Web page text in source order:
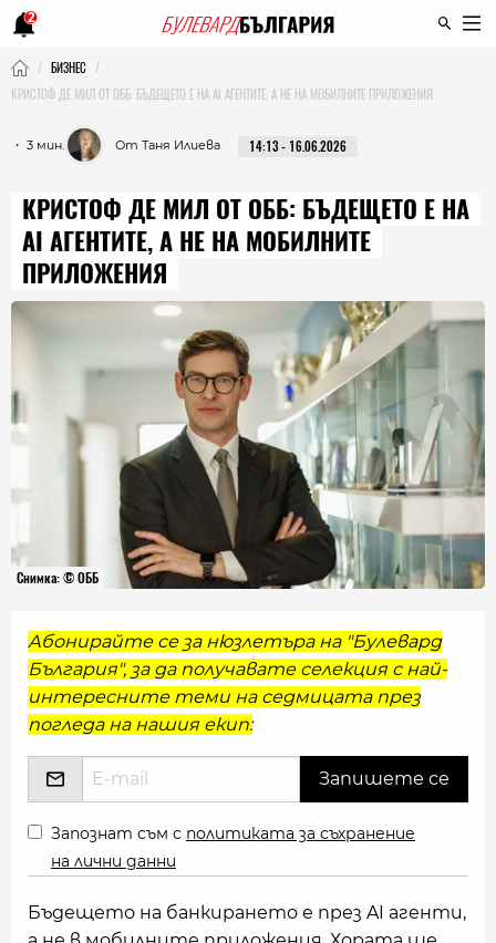
2
БИЗНЕС
КРИСТОФ ДЕ МИЛ ОТ ОББ: БЪДЕЩЕТО Е НА AI АГЕНТИТЕ, А НЕ НА МОБИЛНИТЕ ПРИЛОЖЕНИЯ
・ 3 мин. От Таня Илиева 14:13 - 16.06.2026
КРИСТОФ ДЕ МИЛ ОТ ОББ: БЪДЕЩЕТО Е НА
AI АГЕНТИТЕ, А НЕ НА МОБИЛНИТЕ
ПРИЛОЖЕНИЯ
Снимка: © ОББ
Абонирайте се за нюзлетъра на "Булевард
България", за да получавате селекция с най-
интересните теми на седмицата през
погледа на нашия екип:
Запознат съм с политиката за съхранение
на лични данни
Бъдещето на банкирането е през AI агенти,